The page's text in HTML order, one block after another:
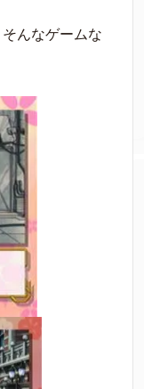
んなゲームな